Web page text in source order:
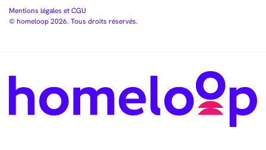
Mentions légales et CGU
© homeloop 2026. Tous droits réservés.